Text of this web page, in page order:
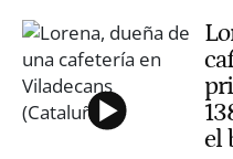
el